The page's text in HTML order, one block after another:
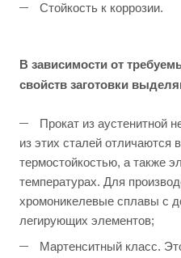
Стойкость к коррозии.
В зависимости от
свойств заготовки
Прокат из аустенитной
из этих сталей отличаются
термостойкостью, а также
температурах. Для
хромоникелевые сплавы с
легирующих элементов;
Мартенситный класс.